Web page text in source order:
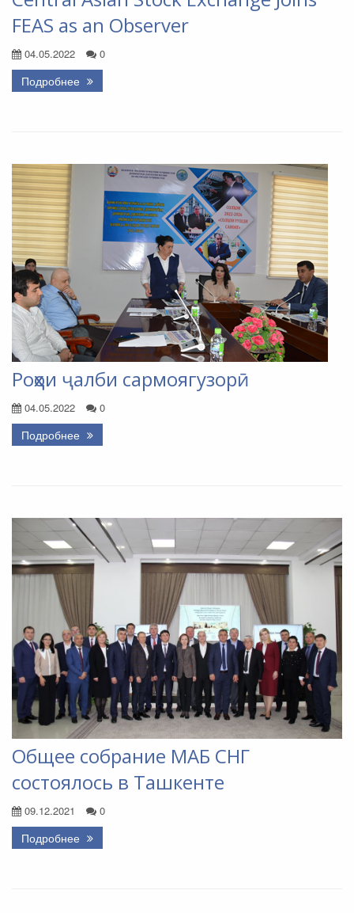
FEAS as an Observer
04.05.2022 0
Подробнее
Роҳҳои ҷалби сармоягузорӣ
04.05.2022 0
Подробнее
Общее собрание МАБ СНГ
состоялось в Ташкенте
09.12.2021 0
Подробнее